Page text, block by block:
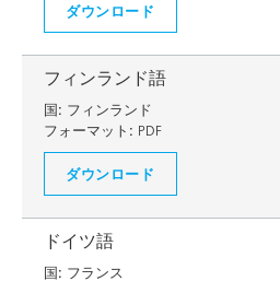
ダウンロード
フィンランド語
国: フィンランド
フォーマット: PDF
ダウンロード
ドイツ語
国: フランス